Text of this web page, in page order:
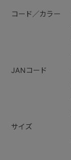
コード／カラー
JANコード
サイズ